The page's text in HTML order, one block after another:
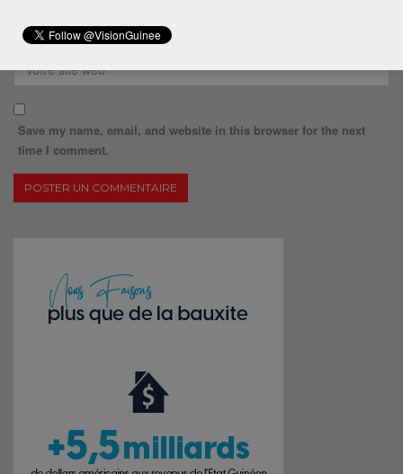
Save my name, email, and website in this browser for the next
time I comment.